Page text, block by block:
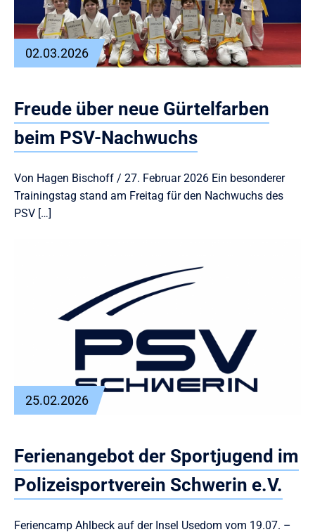
02.03.2026
Freude über neue Gürtelfarben
beim PSV-Nachwuchs
Von Hagen Bischoff / 27. Februar 2026 Ein besonderer
Trainingstag stand am Freitag für den Nachwuchs des
PSV […]
25.02.2026
Ferienangebot der Sportjugend im
Polizeisportverein Schwerin e.V.
Feriencamp Ahlbeck auf der Insel Usedom vom 19.07. –